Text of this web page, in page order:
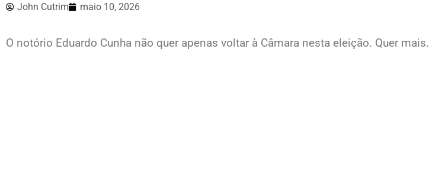
John Cutrim maio 10, 2026
O notório Eduardo Cunha não quer apenas voltar à Câmara nesta eleição. Quer mais.